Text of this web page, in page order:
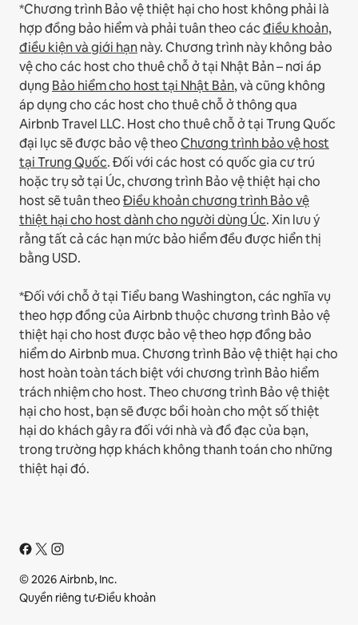
*Chương trình Bảo vệ thiệt hại cho host không phải là
hợp đồng bảo hiểm và phải tuân theo cácđiều khoản,
điều kiện và giới hạnnày.Chương trình này không bảo
vệ cho các host cho thuê chỗ ở tại Nhật Bản – nơi áp
dụng Bảo hiểm cho host tại Nhật Bản, và cũng không
áp dụng cho các host cho thuê chỗ ở thông qua
Airbnb Travel LLC. Host cho thuê chỗ ở tại Trung Quốc
đại lục sẽ được bảo vệ theoChương trình bảo vệ host
tại Trung Quốc.Đối với các host có quốc gia cư trú
hoặc trụ sở tại Úc, chương trình Bảo vệ thiệt hại cho
host sẽ tuân theoĐiều khoản chương trình Bảo vệ
thiệt hại cho host dành cho người dùng Úc. Xin lưu ý
rằng tất cả các hạn mức bảo hiểm đều được hiển thị
bằng USD.
*Đối với chỗ ở tại Tiểu bang Washington, các nghĩa vụ
theo hợp đồng của Airbnb thuộc chương trình Bảo vệ
thiệt hại cho host được bảo vệ theo hợp đồng bảo
hiểm do Airbnb mua. Chương trình Bảo vệ thiệt hại cho
host hoàn toàn tách biệt với chương trình Bảo hiểm
trách nhiệm cho host. Theo chương trình Bảo vệ thiệt
hại cho host, bạn sẽ được bồi hoàn cho một số thiệt
hại do khách gây ra đối với nhà và đồ đạc của bạn,
trong trường hợp khách không thanh toán cho những
thiệt hại đó.
© 2026 Airbnb, Inc.
Quyền riêng tư·Điều khoản